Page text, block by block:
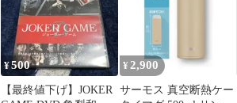
¥500
【最終値下げ】JOKER
¥ 2,900
サーモス 真空断熱ケー